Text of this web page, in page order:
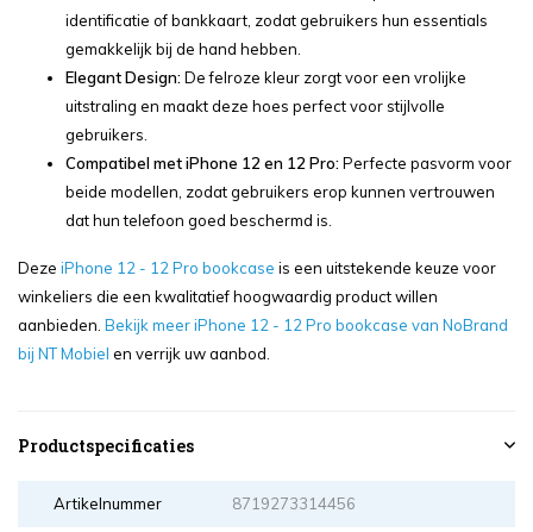
identificatie of bankkaart, zodat gebruikers hun essentials
gemakkelijk bij de hand hebben.
Elegant Design: De felroze kleur zorgt voor een vrolijke
uitstraling en maakt deze hoes perfect voor stijlvolle
gebruikers.
Compatibel met iPhone 12 en 12 Pro: Perfecte pasvorm voor
beide modellen, zodat gebruikers erop kunnen vertrouwen
dat hun telefoon goed beschermd is.
Deze iPhone 12 - 12 Pro bookcase is een uitstekende keuze voor
winkeliers die een kwalitatief hoogwaardig product willen
aanbieden. Bekijk meer iPhone 12 - 12 Pro bookcase van NoBrand
bij NT Mobiel en verrijk uw aanbod.
Productspecificaties
Artikelnummer 8719273314456